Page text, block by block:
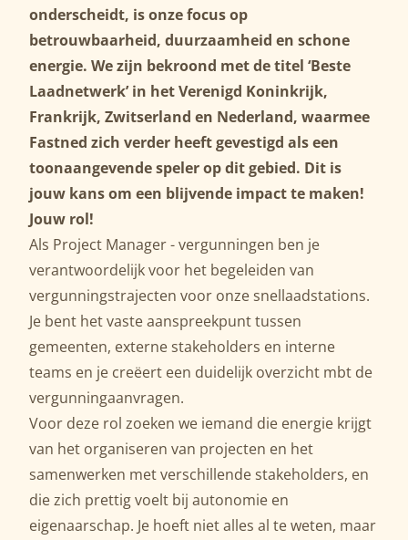
onderscheidt, is onze focus op
betrouwbaarheid, duurzaamheid en schone
energie. We zijn bekroond met de titel ‘Beste
Laadnetwerk’ in het Verenigd Koninkrijk,
Frankrijk, Zwitserland en Nederland, waarmee
Fastned zich verder heeft gevestigd als een
toonaangevende speler op dit gebied. Dit is
jouw kans om een blijvende impact te maken!
Jouw rol!
Als Project Manager - vergunningen ben je
verantwoordelijk voor het begeleiden van
vergunningstrajecten voor onze snellaadstations.
Je bent het vaste aanspreekpunt tussen
gemeenten, externe stakeholders en interne
teams en je creëert een duidelijk overzicht mbt de
vergunningaanvragen.
Voor deze rol zoeken we iemand die energie krijgt
van het organiseren van projecten en het
samenwerken met verschillende stakeholders, en
die zich prettig voelt bij autonomie en
eigenaarschap. Je hoeft niet alles al te weten, maar